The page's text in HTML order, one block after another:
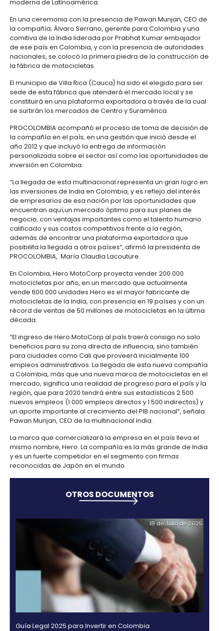
y
verduras
Farmacéutica
Infraestructura
social
Aeronáutica
Astilleros
Automotriz
Materiales
de
construcción
Tecnología
y
creatividad
Audiovisual
Centros
de
servicios
compartidos
Data
centers
Outsourcing
de
servicios
-
BPO
Software
Otros
sectores
sectores
Agroquímicos
Infraestructura
en
turismo
Logística
Moda
y
textiles
4.
Derecho
laboral
y
migratorio
Relaciones
con
el
estado
6.
Propiedad
intelectual
7.
Impuestos,
aduanas
y
comercio
exterior
Régimen
de
zonas
francas
colombiano
Mapa
de
proyectos
por
región
Oportunidades
de
Regional
La inversión de US$37 millones contempla la
la planta de ensamblaje más grande de
Villa Rica, Cauca, y generará 300 empleos en la
La compañía de la India Hero MotoCorp, una de
inicia operaciones en Colombia con una inversión
millones en la construcción de una planta
cual, de acuerdo con la empresa, será la más
En una ceremonia con la presencia de Pawan
la compañía; Álvaro Serrano, gerente para
comitiva de la India liderada por Prabhat Kumar
nacionales, se colocó la primera piedra de la
la fábrica de motocicletas.
El municipio de Villa Rica (Cauca) ha sido el
sede de esta fábrica que atenderá el mercado
constituirá en una plataforma exportadora a través
se surtirán los mercados de Centro y Suramérica.
PROCOLOMBIA acompañó el proceso de toma de
la compañía en el país, en una gestión que inició
año 2012 y que incluyó la entrega de información
personalizada sobre el sector así como las
inversión en Colombia.
“La llegada de esta multinacional representa un
las inversiones de India en Colombia, y es reflejo
de empresarios de esa nación por las
encuentran aquí,un mercado óptimo para sus
negocio, con ventajas importantes como el talento
calificado y sus costos competitivos frente a la
además de encontrar una plataforma
posibilita la llegada a otros países”, afirmó la
PROCOLOMBIA, María Claudia Lacouture.
En Colombia, Hero MotoCorp proyecta vender
motocicletas por año, en un mercado que
vende 600.000 unidades.Hero es el mayor
motocicletas de la India, con presencia en 19
récord de ventas de 50 millones de motocicletas
década.
“El ingreso de Hero MotoCorp al país traerá
beneficios para su zona directa de influencia, sino
para ciudades como Cali que proveerá
empleos administrativos. La llegada de esta
a Colombia, más que una nueva marca de
mercado, significa una realidad de progreso para
región, que para 2020 tendrá entre sus